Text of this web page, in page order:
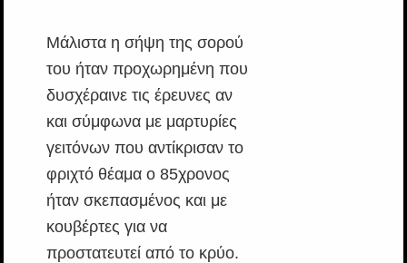
Μάλιστα η σήψη της σορού
του ήταν προχωρημένη που
δυσχέραινε τις έρευνες αν
και σύμφωνα με μαρτυρίες
γειτόνων που αντίκρισαν το
φριχτό θέαμα ο 85χρονος
ήταν σκεπασμένος και με
κουβέρτες για να
προστατευτεί από το κρύο.